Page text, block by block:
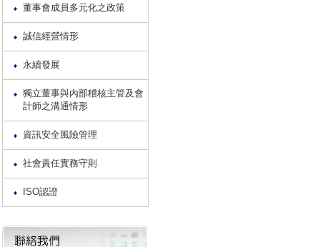
董事會成員多元化之政策
誠信經營情形
永續發展
獨立董事與內部稽核主管及會
計師之溝通情形
資訊安全風險管理
社會責任實務守則
ISO認證